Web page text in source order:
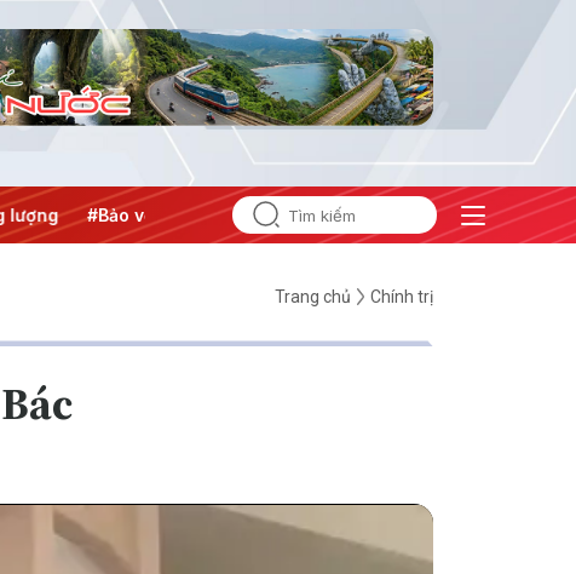
#Bảo vệ nền tảng tư tưởng của Đảng
Trang chủ Chính trị